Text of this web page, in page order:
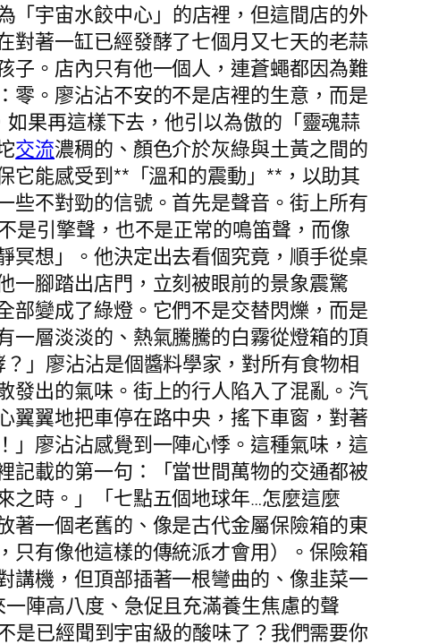
「宇宙水餃中心」的店裡，但這間店的外
對著一缸已經發酵了七個月又七天的老蒜
子。店內只有他一個人，連蒼蠅都因為難
零。廖沾沾不安的不是店裡的生意，而是
果再這樣下去，他引以為傲的「靈魂蒜
交流濃稠的、顏色介於灰綠與土黃之間的
它能感受到**「溫和的震動」**，以助其
些不對勁的信號。首先是聲音。街上所有
引擎聲，也不是正常的鳴笛聲，而像
冥想」。他決定出去看個究竟，順手從桌
一腳踏出店門，立刻被眼前的景象震驚
部變成了綠燈。它們不是交替閃爍，而是
一層淡淡的、熱氣騰騰的白霧從燈箱的頂
」廖沾沾是個醬料學家，對所有食物相
發出的氣味。街上的行人陷入了混亂。汽
翼翼地把車停在路中央，搖下車窗，對著
」廖沾沾感覺到一陣心悸。這種氣味，這
記載的第一句：「當世間萬物的交通都被
之時。」「七點五個地球年…怎麼這麼
著一個老舊的、像是古代金屬保險箱的東
只有像他這樣的傳統派才會用）。保險箱
講機，但頂部插著一根彎曲的、像韭菜一
陣高八度、急促且充滿養生焦慮的聲
是已經聞到宇宙級的酸味了？我們需要你